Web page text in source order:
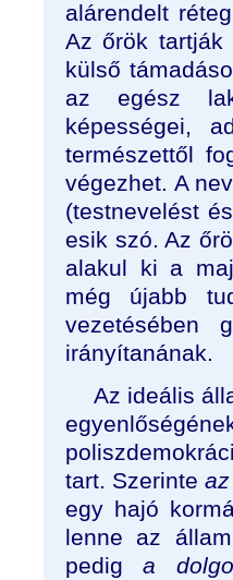
alárendelt
Az őrök
külső
az egész
képességei,
természettől
végezhet. A
(testnevelést
esik szó. Az
alakul ki a
még újabb
vezetésében
irányítanának.
Az ideális
tart. Szerinte
egy hajó
lenne az
pediga